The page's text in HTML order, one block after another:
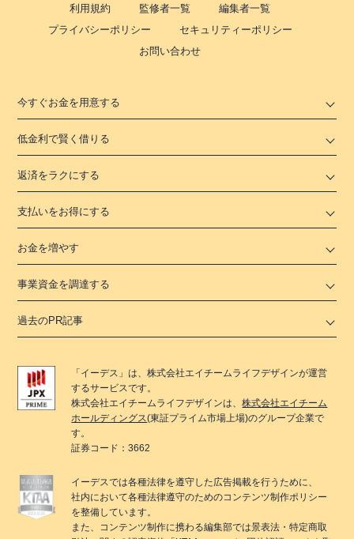
利用規約
監修者一覧
編集者一覧
プライバシーポリシー
セキュリティーポリシー
お問い合わせ
今すぐお金を用意する
低金利で賢く借りる
返済をラクにする
支払いをお得にする
お金を増やす
事業資金を調達する
過去のPR記事
「 イーデス 」は、株式会社エイチームライフデザインが運営
するサービスです。
株式会社エイチームライフデザインは、株式会社エイチーム
ホールディングス(東証プライム市場上場)のグループ企業で
す。
証券コード：3662
イーデスでは各種法律を遵守した広告掲載を行うために、
社内において各種法律遵守のためのコンテンツ制作ポリシー
を整備しています。
また、コンテンツ制作に携わる編集部では景表法・特定商取